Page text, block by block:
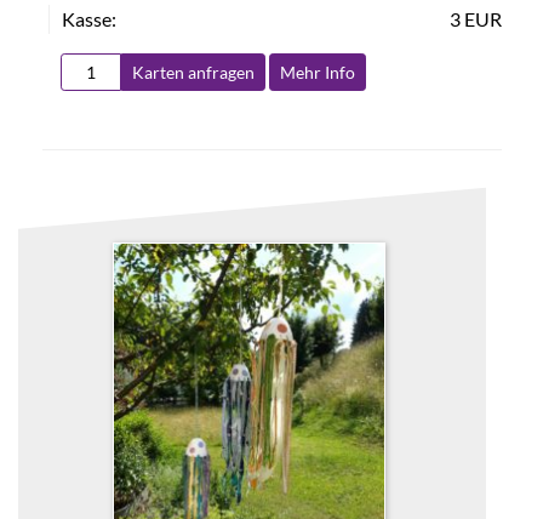
Kasse: 3 EUR
Karten anfragen Mehr Info